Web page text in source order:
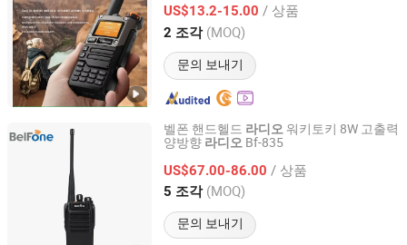
US$13.2-15.00 / 상품
2 조각 (MOQ)
문의 보내기
Fujian, China 이후 2025
벨폰 핸드헬드 라디오 워키토키 8W 고출력
양방향 라디오 Bf-835
US$67.00-86.00 / 상품
5 조각 (MOQ)
문의 보내기
Fujian Belfone Communications Technology Co., Ltd.
Fujian, China 이후 2021